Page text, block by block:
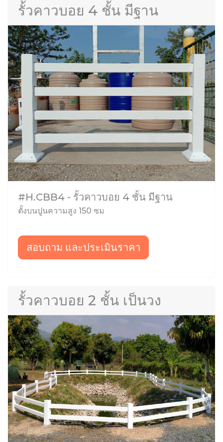
รั้วคาวบอย 4 ชั้น มีฐาน
#H.CBB4 - รั้วคาวบอย 4 ชั้น มีฐาน
ตั้งบนปูนความสูง 150 ซม
สอบถาม และประเมินราคา
รั้วคาวบอย 2 ชั้น เป็นวง